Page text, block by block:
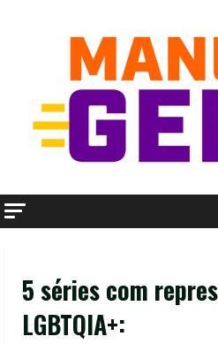
5 séries com
LGBTQIA+: